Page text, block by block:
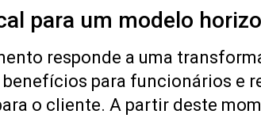
para um modelo
responde a uma
para funcionários e
o cliente. A partir deste